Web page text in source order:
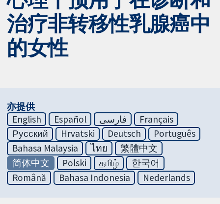
治疗非转移性乳腺癌中
的女性
亦提供
English
Español فارسی
Français
Русский
Hrvatski Deutsch
Português
Bahasa Malaysia
ไทย
繁體中文
简体中文
Polski தமிழ்
한국어
Română
Bahasa Indonesia Nederlands